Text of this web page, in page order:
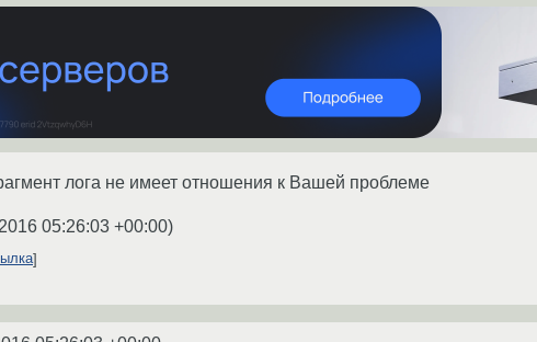
лога не имеет отношения к Вашей проблеме
05:26:03 +00:00)